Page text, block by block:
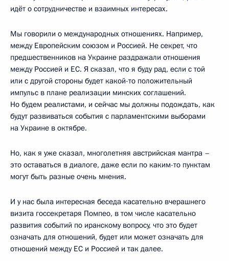
идёт о сотрудничестве и взаимных интересах.
Мы говорили о международных отношениях. Например,
между Европейским союзом и Россией. Не секрет, что
предшественников на Украине раздражали отношения
между Россией и ЕС. Я сказал, что я буду рад, если с той
или с другой стороны будет какой-то положительный
импульс в плане реализации минских соглашений.
Но будем реалистами, и сейчас мы должны подождать, как
будут развиваться события с парламентскими выборами
на Украине в октябре.
Но, как я уже сказал, многолетняя австрийская мантра –
это оставаться в диалоге, даже если по каким-то пунктам
могут быть разные очень мнения.
И у нас была интересная беседа касательно вчерашнего
визита госсекретаря Помпео, в том числе касательно
развития событий по иранскому вопросу, что это будет
означать для отношений, будет или может означать для
отношений между ЕС и Россией и так далее.